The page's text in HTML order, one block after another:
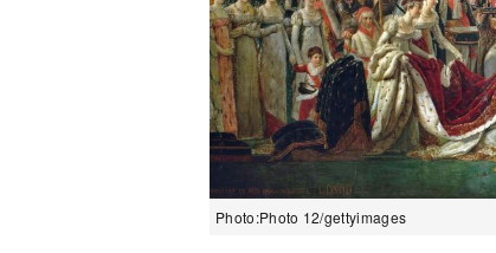
Photo:Photo 12/gettyimages